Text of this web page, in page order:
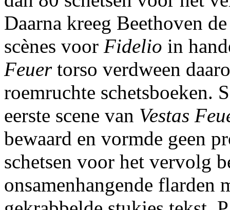
Daarna kreeg Beethoven
scènes voor Fidelio in
Feuertorso verdween
roemruchte schetsboeken.
eerste scene van Vestas
bewaard en vormde geen
schetsen voor het vervolg
onsamenhangende flarden